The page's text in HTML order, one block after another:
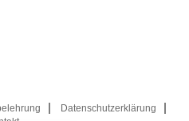
Datenschutzerklärung